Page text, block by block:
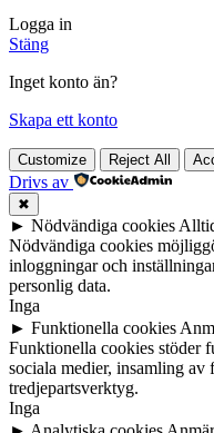
Logga in
Stäng
Inget konto än?
Skapa ett konto
Customize Reject All
Drivs av
✖
► Nödvändiga cookies
Nödvändiga cookies
inloggningar och
personlig data.
Inga
► Funktionella cookies
Funktionella cookies stöder
sociala medier, insamling av
tredjepartsverktyg.
Inga